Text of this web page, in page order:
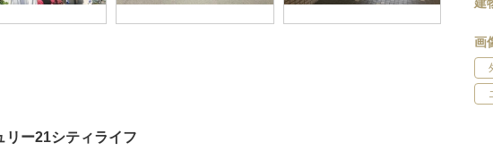
画
リー21シティライフ